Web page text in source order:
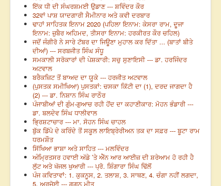
ਇੱਕ ਧੀ ਦੀ ਸੰਘਰਸ਼ਮਈ ਉਡਾਣ --- ਸ਼ਵਿੰਦਰ ਕੌਰ
32ਵਾਂ ਪਾਸ਼ ਯਾਦਗਾਰੀ ਸੈਮੀਨਾਰ ਅਤੇ ਕਵੀ ਦਰਬਾਰ
ਢਾਹਾਂ ਸਾਹਿਤਕ ਇਨਾਮ 2020 (ਪਹਿਲਾ ਇਨਾਮ: ਕੇਸਰਾ ਰਾਮ, ਦੂਜਾ
ਇਨਾਮ: ਜ਼ੁਬੈਰ ਅਹਿਮਦ, ਤੀਸਰਾ ਇਨਾਮ: ਹਰਕੀਰਤ ਕੌਰ ਚਹਿਲ)
ਜਦੋਂ ਜੰਗੀਰੋ ਨੇ ਸਾਰੇ ਟੱਬਰ ਦਾ ਜਿਊਣਾ ਮੁਹਾਲ ਕਰ ਦਿੱਤਾ ... (ਬਾਤਾਂ ਬੀਤੇ
ਦੀਆਂ) --- ਸਰਬਜੀਤ ਸਿੰਘ ਸੰਧੂ
ਸਮਕਾਲੀ ਸਰੋਕਾਰਾਂ ਦੀ ਪੇਸ਼ਕਾਰੀ: ਸਚੁ ਸੁਣਾਇਸੀ --- ਡਾ. ਹਰਜਿੰਦਰ
ਅਟਵਾਲ
ਬਰੈਕਜ਼ਿਟ ਤੋਂ ਬਾਅਦ ਦਾ ਯੂਕੇ --- ਹਰਜੀਤ ਅਟਵਾਲ
(ਪੁਸਤਕ ਸਮੀਖਿਆ) ਪੁਸਤਕਾਂ: ਚਸਕਾ ਕਿੱਟੀ ਦਾ (1), ਦਰਦ ਜਾਗਦਾ ਹੈ
(2) --- ਡਾ. ਨਿਸ਼ਾਨ ਸਿੰਘ ਰਾਠੌਰ
ਪੰਜਾਬੀਆਂ ਦੀ ਗੁੰਮ-ਗੁਆਚ ਰਹੀ ਹੋਂਦ ਦਾ ਕਹਾਣੀਕਾਰ: ਮੋਹਨ ਭੰਡਾਰੀ ---
ਡਾ. ਬਲਦੇਵ ਸਿੰਘ ਧਾਲੀਵਾਲ
ਭ੍ਰਿਸ਼ਟਾਚਾਰ --- ਮਾ. ਸੋਹਨ ਸਿੰਘ ਚਾਹਲ
ਬੁੱਕ ਡਿੱਪੋ ਦੇ ਕਰਿੰਦੇ ਤੋਂ ਸਕੂਲ ਲਾਇਬ੍ਰੇਰੀਅਨ ਤਕ ਦਾ ਸਫ਼ਰ --- ਬੂਟਾ ਰਾਮ
ਧਰਮਸ਼ੌਤ
ਸਿੱਖਿਆ ਭਾਸ਼ਾ ਅਤੇ ਸਾਹਿਤ --- ਮਲਵਿੰਦਰ
ਅੰਮ੍ਰਿਤਸਰ ਹਵਾਈ ਅੱਡੇ ’ਤੇ ਐੱਨ ਆਰ ਆਈਜ਼ ਦੀ ਸ਼ਰੇਆਮ ਹੋ ਰਹੀ ਹੈ
ਲੁੱਟ ਅਤੇ ਖੱਜਲ ਖੁਆਰੀ --- ਪ੍ਰੋ. ਸ਼ਿੰਗਾਰਾ ਸਿੰਘ ਢਿੱਲੋਂ
ਪੰਜ ਕਵਿਤਾਵਾਂ: 1. ਕੁਕਨੂਸ, 2. ਤਲਾਸ਼, 3. ਸਾਥਣ, 4. ਚੰਗਾ ਨਹੀਂ ਲਗਦਾ,
5. ਅਰਜੋਈ --- ਗਗਨ ਮੀਤ